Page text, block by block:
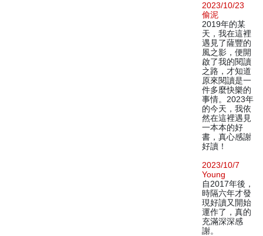
2023/10/23
偷泥
2019年的某
天，我在這裡
遇見了薩豐的
風之影，便開
啟了我的閱讀
之路，才知道
原來閱讀是一
件多麼快樂的
事情。2023年
的今天，我依
然在這裡遇見
一本本的好
書，真心感謝
好讀！
2023/10/7
Young
自2017年後，
時隔六年才發
現好讀又開始
運作了，真的
充滿深深感
謝。